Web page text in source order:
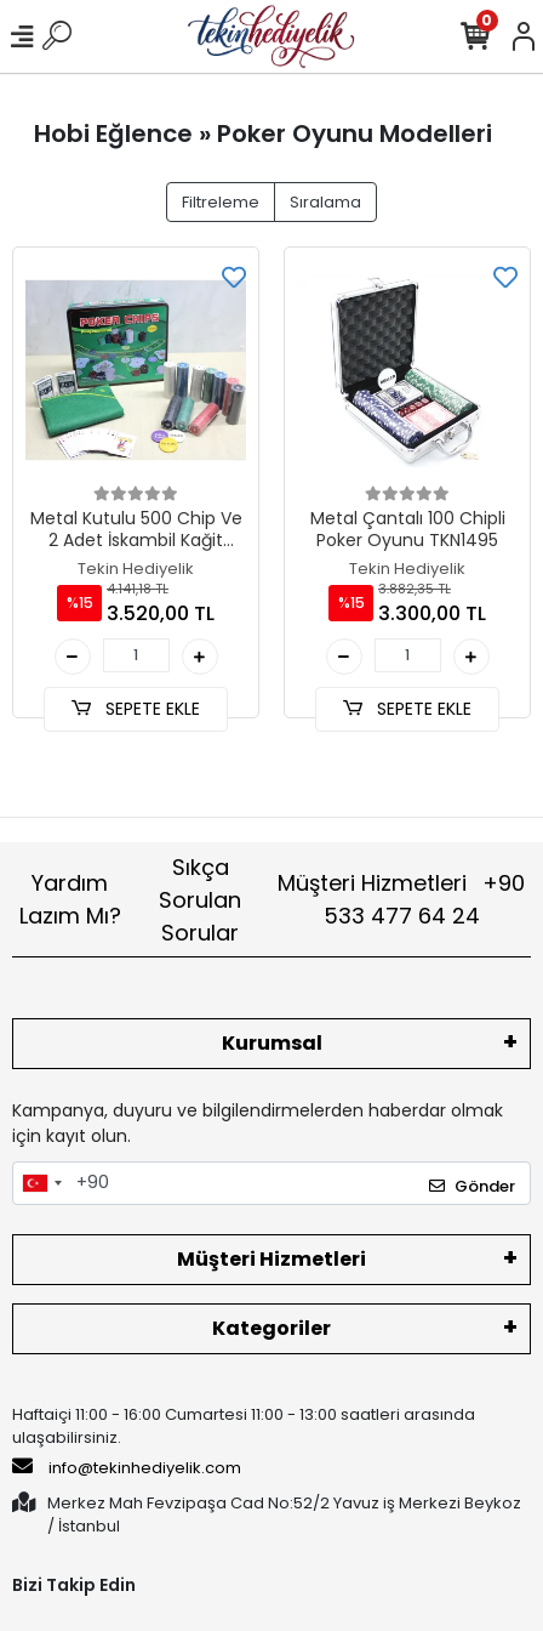
0
Hobi Eğlence » Poker Oyunu Modelleri
Filtreleme Sıralama
Metal Kutulu 500 Chip Ve
2 Adet İskambil Kağit
Setine Sahip Poker Oyunu
TKN3540
Tekin Hediyelik
%15
4.141,18 TL
3.520,00 TL
SEPETE EKLE
Metal Çantalı 100 Chipli
Poker Oyunu TKN1495
Tekin Hediyelik
%15
3.882,35 TL
3.300,00 TL
SEPETE EKLE
Yardım
Lazım Mı?
Sıkça
Sorulan
Sorular
Müşteri Hizmetleri
+90
533 477 64 24
Kurumsal
Kampanya, duyuru ve bilgilendirmelerden haberdar olmak
için kayıt olun.
Gönder
Müşteri Hizmetleri
Kategoriler
Haftaiçi 11:00 - 16:00 Cumartesi 11:00 - 13:00 saatleri arasında
ulaşabilirsiniz.
info@tekinhediyelik.com
Merkez Mah Fevzipaşa Cad No:52/2 Yavuz iş Merkezi Beykoz
/ İstanbul
Bizi Takip Edin